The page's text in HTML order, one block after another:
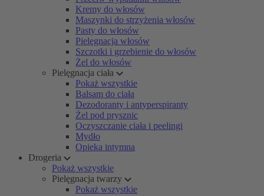
Kremy do włosów
Maszynki do strzyżenia włosów
Pasty do włosów
Pielęgnacja włosów
Szczotki i grzebienie do włosów
Żel do włosów
Pielęgnacja ciała
Pokaż wszystkie
Balsam do ciała
Dezodoranty i antyperspiranty
Żel pod prysznic
Oczyszczanie ciała i peelingi
Mydło
Opieka intymna
Drogeria
Pokaż wszystkie
Pielęgnacja twarzy
Pokaż wszystkie